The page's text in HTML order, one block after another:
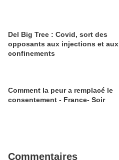
Del Big Tree : Covid, sort des
opposants aux injections et aux
confinements
Comment la peur a remplacé le
consentement - France- Soir
Commentaires